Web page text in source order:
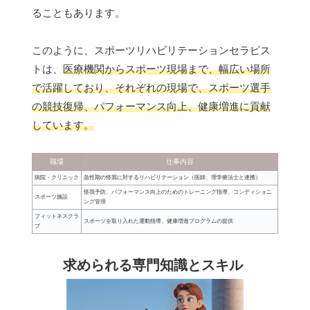
ることもあります。
このように、スポーツリハビリテーションセラピス
トは、 医療機関からスポーツ現場まで、幅広い場所
で活躍しており、それぞれの現場で、スポーツ選手
の競技復帰、パフォーマンス向上、健康増進に貢献
しています。
職場 仕事内容
病院・クリニック 急性期の怪我に対するリハビリテーション（医師、理学療法士と連携）
スポーツ施設
怪我予防、パフォーマンス向上のためのトレーニング指導、コンディショニ
ング管理
フィットネスクラ
ブ
スポーツを取り入れた運動指導、健康増進プログラムの提供
求められる専門知識とスキル